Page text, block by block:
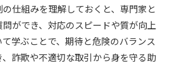
仕組みを理解しておくと、専門家と
ができ、対応のスピードや質が向上
学ぶことで、期待と危険のバランス
詐欺や不適切な取引から身を守る助